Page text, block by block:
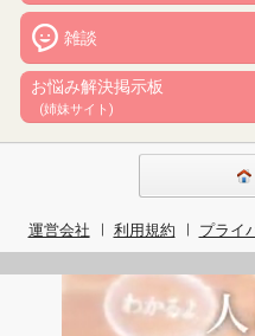
雑談
お悩み解決掲示板
(姉妹サイト)
運営会社 利用規約 プライ